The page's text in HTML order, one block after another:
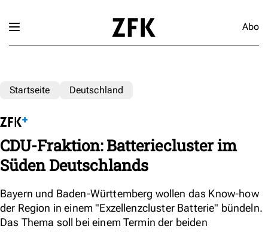
Abo
Startseite Deutschland
CDU-Fraktion: Batteriecluster im
Süden Deutschlands
Bayern und Baden-Württemberg wollen das Know-how
der Region in einem "Exzellenzcluster Batterie" bündeln.
Das Thema soll bei einem Termin der beiden